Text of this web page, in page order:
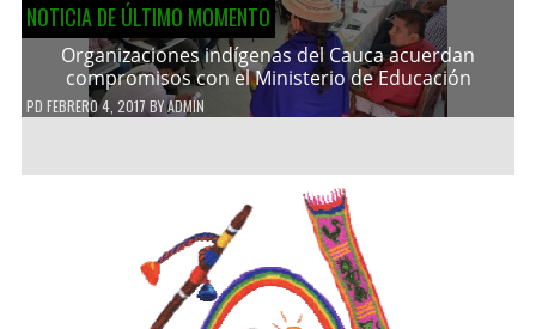
NOTICIA DE ÚLTIMO MOMENTO
Organizaciones indígenas del Cauca acuerdan
compromisos con el Ministerio de Educación
PD FEBRERO 4, 2017 BYADMIN